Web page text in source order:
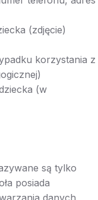
(zdjęcie)
korzystania z
(w
są tylko
posiada
danych